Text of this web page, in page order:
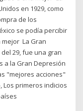
en 1929, como
de los
se podía percibir
La Gran
29, fue una gran
a la Gran Depresión
"mejores acciones"
Los primeros indicios